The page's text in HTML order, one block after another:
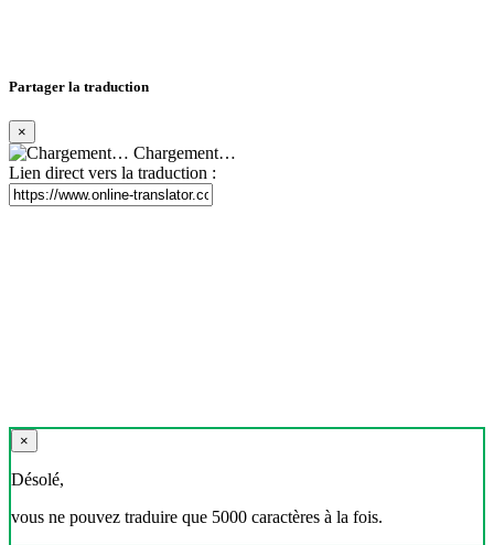
Partager la traduction
×
Chargement…
Lien direct vers la traduction :
×
Désolé,
vous ne pouvez traduire que 5000 caractères à la fois.